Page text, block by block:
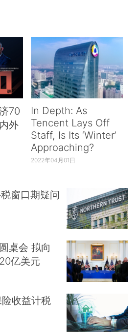
70
外
In Depth: As
Tencent Lays Off
Staff, Is Its ‘Winter’
Approaching?
2022年04月01日
窗口期疑问
桌会 拟向
亿美元
收益计税